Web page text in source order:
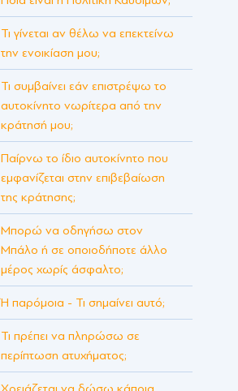
Τι γίνεται αν θέλω να επεκτείνω
την ενοικίαση μου;
Τι συμβαίνει εάν επιστρέψω το
αυτοκίνητο νωρίτερα από την
κράτησή μου;
Παίρνω το ίδιο αυτοκίνητο που
εμφανίζεται στην επιβεβαίωση
της κράτησης;
Μπορώ να οδηγήσω στον
Μπάλο ή σε οποιοδήποτε άλλο
μέρος χωρίς άσφαλτο;
Ή παρόμοια - Τι σημαίνει αυτό;
Τι πρέπει να πληρώσω σε
περίπτωση ατυχήματος;